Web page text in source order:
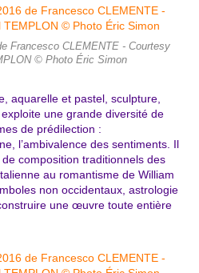
Francesco CLEMENTE - Courtesy
© Photo Éric Simon
aquarelle et pastel, sculpture,
exploite une grande diversité de
de prédilection :
l’ambivalence des sentiments. Il
composition traditionnels des
au romantisme de William
non occidentaux, astrologie
une œuvre toute entière